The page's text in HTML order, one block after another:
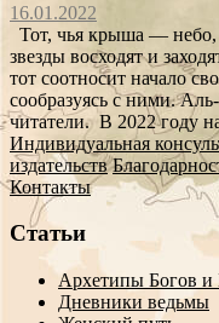
16.01.2022
Тот, чья крыша — небо,
звезды восходят и
тот соотносит начало
сообразуясь с ними.
читатели. В 2022 году
Индивидуальная
издательств
Контакты
Статьи
Архетипы Богов и
Дневники ведьмы